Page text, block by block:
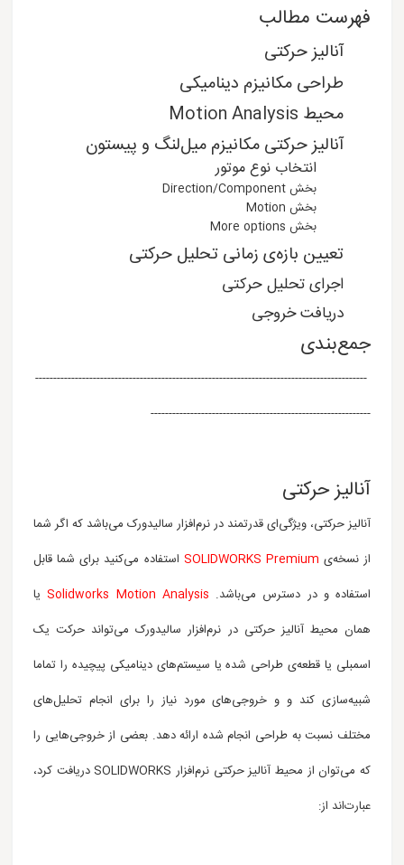
فهرست مطالب
آنالیز حرکتی
طراحی مکانیزم دینامیکی
محیط Motion Analysis
آنالیز حرکتی مکانیزم میل‌لنگ و پیستون
انتخاب نوع موتور
بخش Direction/Component
بخش Motion
بخش More options
تعیین بازه‌ی زمانی تحلیل حرکتی
اجرای تحلیل حرکتی
دریافت خروجی
جمع‌بندی
--------------------------------------------------------------------------------------------
-------------------------------------------------------------
آنالیز حرکتی
آنالیز حرکتی، ویژگی‌ایقدرتمند در نرم‌افزار سالیدورک می‌باشد که اگر شما
از نسخه‌ی SOLIDWORKS Premium استفاده می‌کنید برای شما قابل
استفاده و در دسترس می‌باشد. Solidworks Motion Analysisیا
همان محیط آنالیز حرکتی در نرم‌افزار سالیدورک می‌تواند حرکت یک
اسمبلی یا قطعه‌ی طراحی شده یا سیستم‌های دینامیکی پیچیده را تماما
شبیه‌سازی کند و و خروجی‌های مورد نیاز را برای انجام تحلیل‌های
مختلف نسبت به طراحی‌ انجام شده ارائه دهد. بعضی از خروجی‌هایی را
که می‌توان از محیط آنالیز حرکتی نرم‌افزار
SOLIDWORKS دریافت کرد،
عبارت‌اند از: